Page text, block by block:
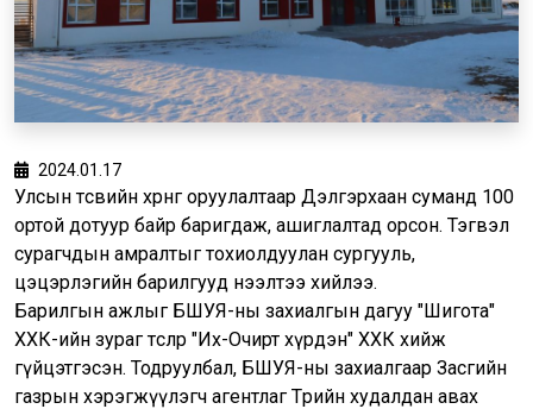
2024.01.17
Улсын төсвийн хөрөнгө оруулалтаар Дэлгэрхаан суманд 100
ортой дотуур байр баригдаж, ашиглалтад орсон. Тэгвэл
сурагчдын амралтыг тохиолдуулан сургууль,
цэцэрлэгийн барилгууд нээлтээ хийлээ.
Барилгын ажлыг БШУЯ-ны захиалгын дагуу "Шигота"
ХХК-ийн зураг төслөөр "Их-Очирт хүрдэн" ХХК хийж
гүйцэтгэсэн. Тодруулбал, БШУЯ-ны захиалгаар Засгийн
газрын хэрэгжүүлэгч агентлаг Төрийн худалдан авах